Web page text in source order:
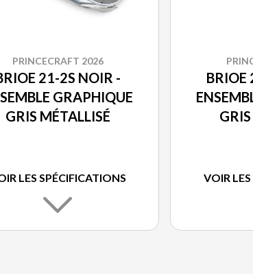
PRINCECRAFT 2026
21-2S NOIR -
GRAPHIQUE
GRIS MÉTALLISÉ
LES SPÉCIFICATIONS
BRIOE
VOIR